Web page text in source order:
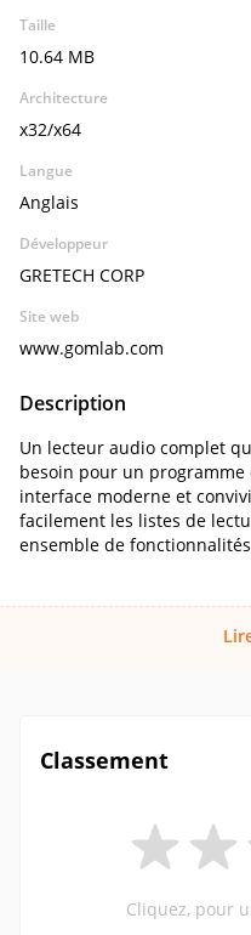
Taille
10.64 MB
Architecture
x32/x64
Langue
Anglais
Développeur
GRETECH CORP
Site web
www.gomlab.com
Description
Un lecteur audio complet
besoin pour un programme
interface moderne et
facilement les listes de
ensemble de
Classement
Cliquez, pour